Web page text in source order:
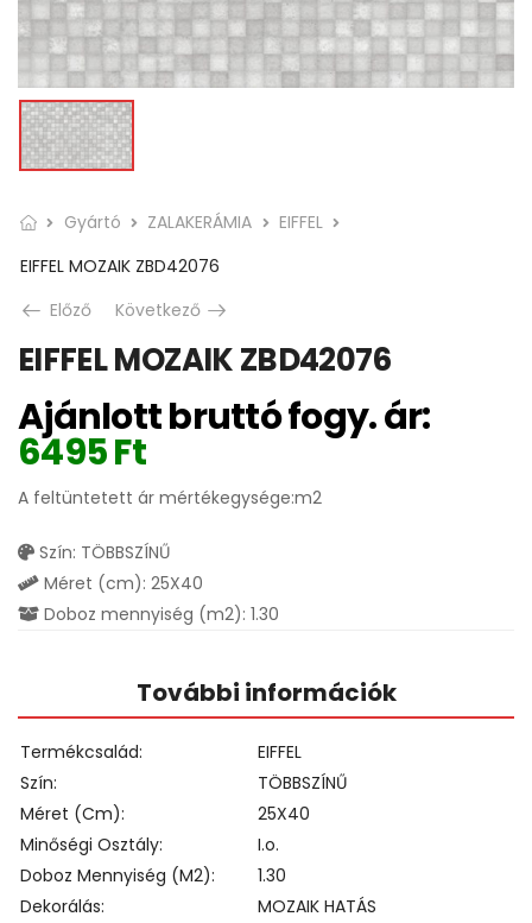
Gyártó ZALAKERÁMIA
EIFFEL
EIFFEL MOZAIK ZBD42076
Előző
Következő
EIFFEL MOZAIK ZBD42076
Ajánlott bruttó fogy. ár:
6495Ft
A feltüntetett ár mértékegysége:m2
Szín: TÖBBSZÍNŰ
Méret (cm): 25X40
Doboz mennyiség (m2): 1.30
További információk
Termékcsalád
EIFFEL
Szín
TÖBBSZÍNŰ
Méret (cm)
25X40
Minőségi Osztály
I.o.
Doboz Mennyiség (m2)
1.30
Dekorálás
MOZAIK HATÁS